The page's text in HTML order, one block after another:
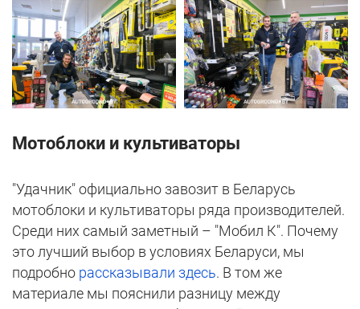
Мотоблоки и культиваторы
"Удачник" официально завозит в Беларусь
мотоблоки и культиваторы ряда производителей.
Среди них самый заметный – "Мобил К". Почему
это лучший выбор в условиях Беларуси, мы
подробно рассказывали здесь. В том же
материале мы пояснили разницу между